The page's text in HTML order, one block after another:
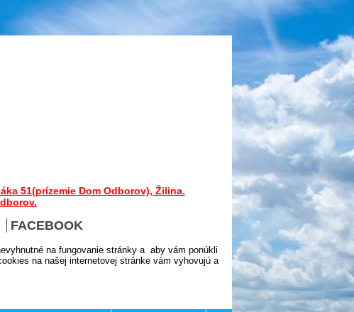
51(prízemie Dom Odborov), Žilina.
FACEBOOK
na fungovanie stránky a aby vám ponúkli
na našej internetovej stránke vám vyhovujú a